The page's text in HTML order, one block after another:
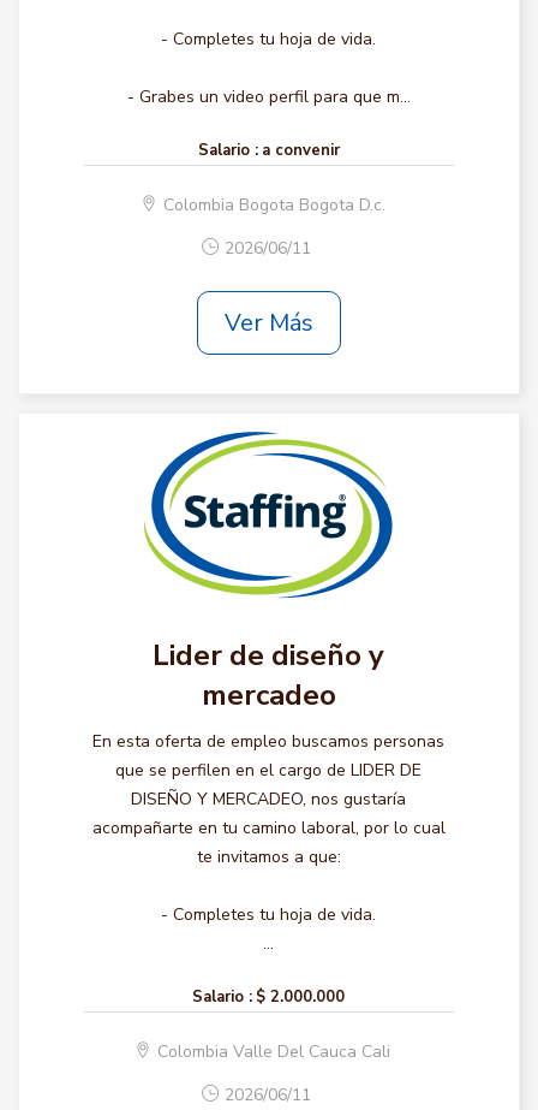
- Completes tu hoja de vida.
- Grabes un video perfil para que m...
Salario : a convenir
Colombia Bogota Bogota D.c.
2026/06/11
Ver Más
Lider de diseño y
mercadeo
En esta oferta de empleo buscamos personas
que se perfilen en el cargo de LIDER DE
DISEÑO Y MERCADEO, nos gustaría
acompañarte en tu camino laboral, por lo cual
te invitamos a que:
- Completes tu hoja de vida.
...
Salario : $ 2.000.000
Colombia Valle Del Cauca Cali
2026/06/11